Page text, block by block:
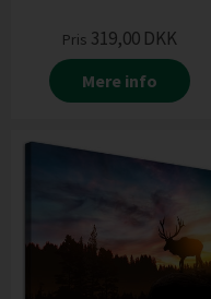
Pris 319,00 DKK
Mere info